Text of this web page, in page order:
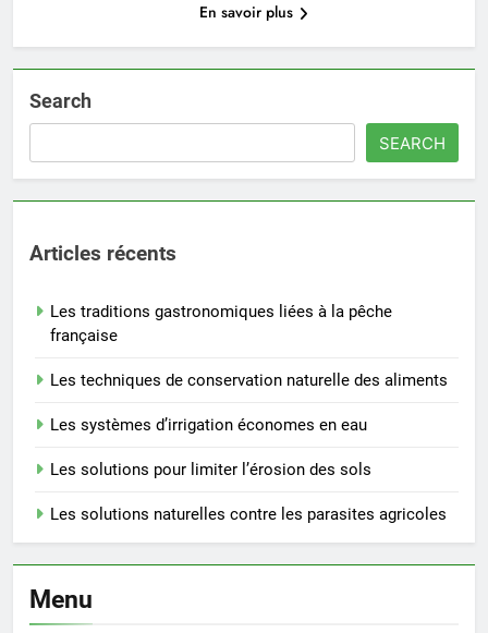
En savoir plus
Search
SEARCH
Articles récents
Les traditions gastronomiques liées à la pêche
française
Les techniques de conservation naturelle des aliments
Les systèmes d’irrigation économes en eau
Les solutions pour limiter l’érosion des sols
Les solutions naturelles contre les parasites agricoles
Menu